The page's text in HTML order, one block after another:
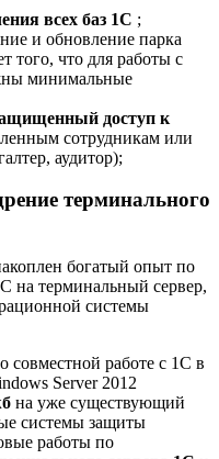
всех баз 1С ;
и обновление парка
того, что для работы с
минимальные
доступ к
сотрудникам или
аудитор);
терминального
богатый опыт по
на терминальный сервер,
системы
совместной работе с 1С в
Server 2012
на уже существующий
системы защиты
работы по